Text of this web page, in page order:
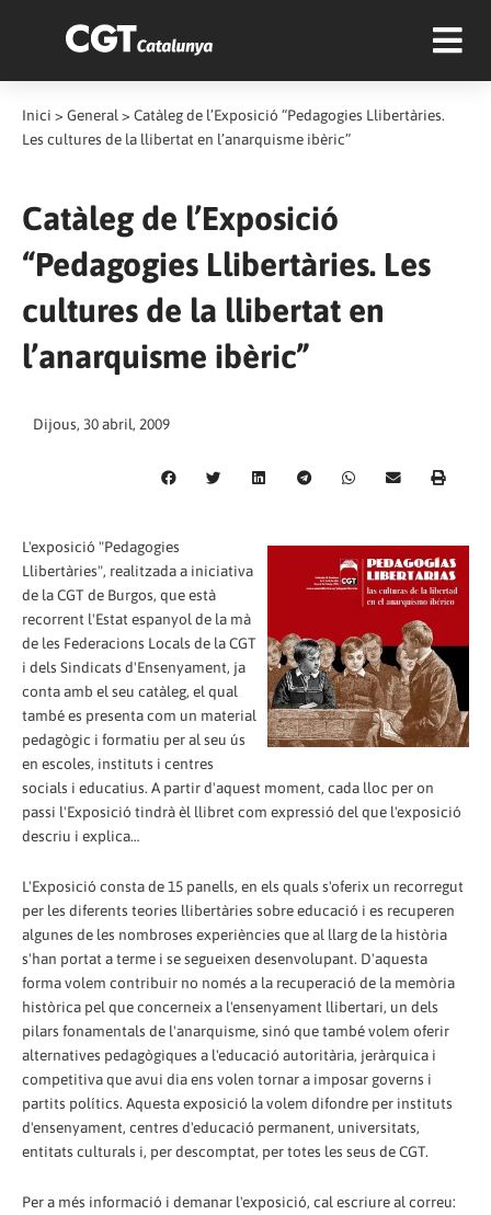
Inici > General > Catàleg de l’Exposició “Pedagogies Llibertàries.
Les cultures de la llibertat en l’anarquisme ibèric”
Catàleg de l’Exposició
“Pedagogies Llibertàries. Les
cultures de la llibertat en
l’anarquisme ibèric”
Dijous, 30 abril, 2009
L'exposició "Pedagogies
Llibertàries", realitzada a iniciativa
de la CGT de Burgos, que està
recorrent l'Estat espanyol de la mà
de les Federacions Locals de la CGT
i dels Sindicats d'Ensenyament, ja
conta amb el seu catàleg, el qual
també es presenta com un material
pedagògic i formatiu per al seu ús
en escoles, instituts i centres
socials i educatius. A partir d'aquest moment, cada lloc per on
passi l'Exposició tindrà èl llibret com expressió del que l'exposició
descriu i explica…
L'Exposició consta de 15 panells, en els quals s'oferix un recorregut
per les diferents teories llibertàries sobre educació i es recuperen
algunes de les nombroses experiències que al llarg de la història
s'han portat a terme i se segueixen desenvolupant. D'aquesta
forma volem contribuir no només a la recuperació de la memòria
històrica pel que concerneix a l'ensenyament llibertari, un dels
pilars fonamentals de l'anarquisme, sinó que també volem oferir
alternatives pedagògiques a l'educació autoritària, jeràrquica i
competitiva que avui dia ens volen tornar a imposar governs i
partits polítics. Aquesta exposició la volem difondre per instituts
d'ensenyament, centres d'educació permanent, universitats,
entitats culturals i, per descomptat, per totes les seus de CGT.
Per a més informació i demanar l'exposició, cal escriure al correu: